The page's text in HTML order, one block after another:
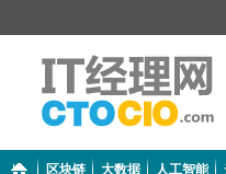
区块链 大数据 人工智能